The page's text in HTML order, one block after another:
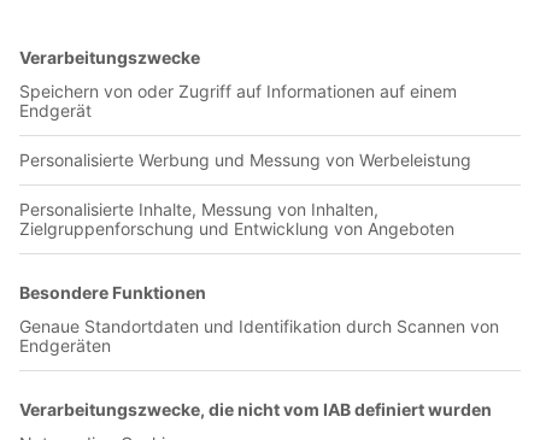
kurventechnisch überraschend guten Freitagabend, im
malerischen Städtchen Perugia folgt darauf ein
Gästefanverbot für die Tifosi aus Rimini. Sonntags starten wir
an der Adriaküste in Pesaro mit einer Curva im Rausch. In
Ascoli genießen wir den lautstarken Auftritt sowie das
grandiose Bergpanorama - und lassen uns zum Abschluss von
Melodien berieseln.
Olympia-Verlag GmbH